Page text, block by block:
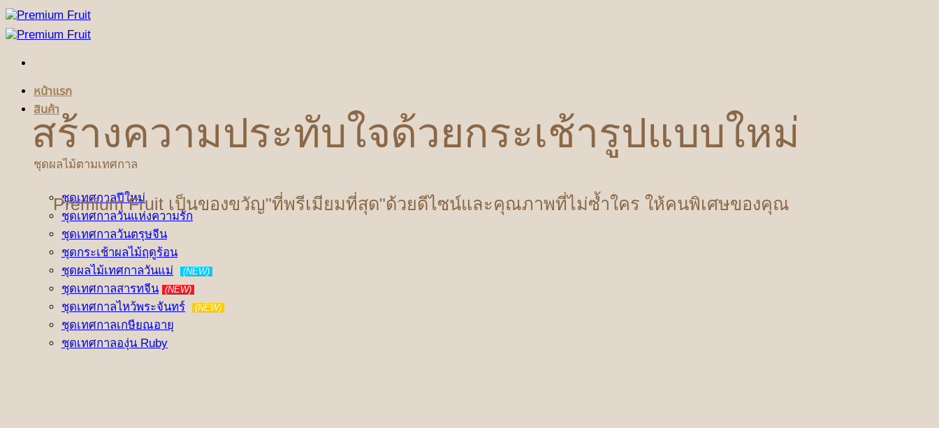
ข้าม
ไป
เนื้อหา
หน้าแรก
สินค้า
ชุดผลไม้ตามเทศกาล
ชุดเทศกาลปีใหม่
ชุดเทศกาลวันแห่งความรัก
ชุดเทศกาลวันตรุษจีน
ชุดกระเช้าผลไม้ฤดูร้อน
ชุดผลไม้เทศกาลวันแม่
(NEW)
ชุดเทศกาลสารทจีน (NEW)
ชุดเทศกาลไหว้พระจันทร์ (NEW)
ชุดเทศกาลเกษียณอายุ
ชุดเทศกาลองุ่น Ruby
สร้างความประทับใจด้วยกระเช้ารูปแบบใหม่
Premium Fruit เป็นของขวัญ"ที่พรีเมียมที่สุด"ด้วยดีไซน์และคุณภาพที่ไม่ซ้ำใคร ให้คนพิเศษของคุณ